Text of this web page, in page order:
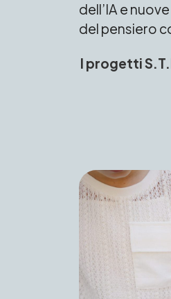
dell’IA e
del pensiero
I progetti